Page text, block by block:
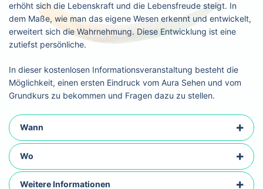
erhöht sich die Lebenskraft und die Lebensfreude steigt. In
dem Maße, wie man das eigene Wesen erkennt und entwickelt,
erweitert sich die Wahrnehmung. Diese Entwicklung ist eine
zutiefst persönliche.
In dieser kostenlosen Informationsveranstaltung besteht die
Möglichkeit, einen ersten Eindruck vom Aura Sehen und vom
Grundkurs zu bekommen und Fragen dazu zu stellen.
Wann
Wo
Weitere Informationen